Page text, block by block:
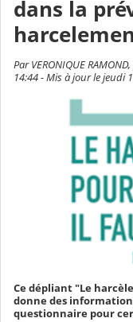
dans la
Par VERONIQUE
14:44 - Mis à jour le jeudi
Ce dépliant "Le
donne des
questionnaire pour